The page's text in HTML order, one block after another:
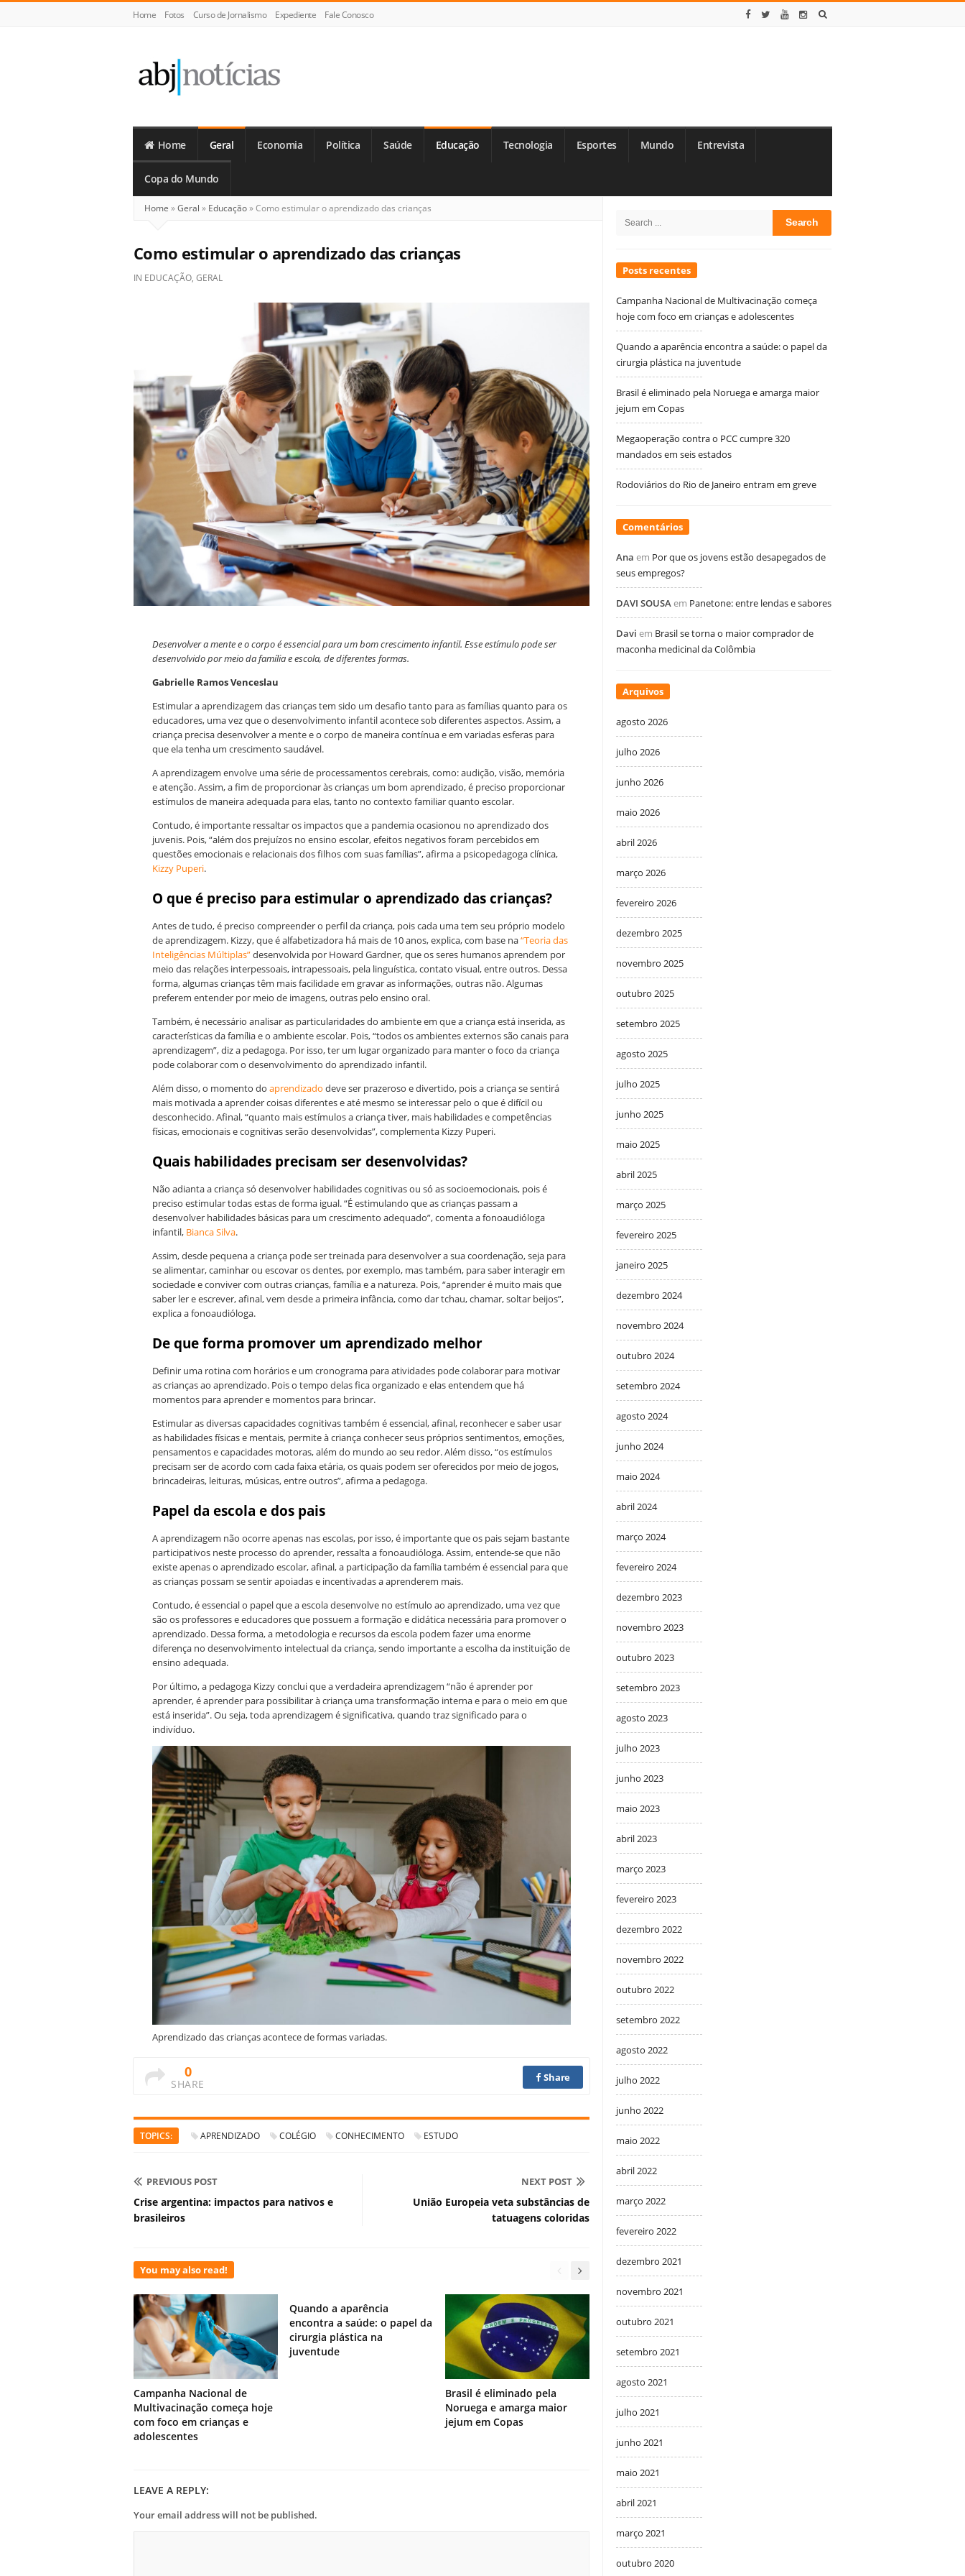
Home Fotos Curso de Jornalismo Expediente Fale Conosco
Notícias
Home Geral Economia Política Saúde Educação Tecnologia Esportes Mundo Entrevista
Copa do Mundo
Home »Geral » Educação»Como estimular o aprendizado das crianças
Como estimular o aprendizado das crianças
IN EDUCAÇÃO, GERAL
Desenvolver a mente e o corpo é essencial para um bom crescimento infantil. Esse estímulo pode ser
desenvolvido por meio da família e escola, de diferentes formas.
Gabrielle Ramos Venceslau
Estimular a aprendizagem das crianças tem sido um desafio tanto para as famílias quanto para os
educadores, uma vez que o desenvolvimento infantil acontece sob diferentes aspectos. Assim, a
criança precisa desenvolver a mente e o corpo de maneira contínua e em variadas esferas para
que ela tenha um crescimento saudável.
A aprendizagem envolve uma série de processamentos cerebrais, como: audição, visão, memória
e atenção. Assim, a fim de proporcionar às crianças um bom aprendizado, é preciso proporcionar
estímulos de maneira adequada para elas, tanto no contexto familiar quanto escolar.
Contudo, é importante ressaltar os impactos que a pandemia ocasionou no aprendizado dos
juvenis. Pois, “além dos prejuízos no ensino escolar, efeitos negativos foram percebidos em
questões emocionais e relacionais dos filhos com suas famílias”, afirma a psicopedagoga clínica,
Kizzy Puperi.
O que é preciso para estimular o aprendizado das crianças?
Antes de tudo, é preciso compreender o perfil da criança, pois cada uma tem seu próprio modelo
de aprendizagem. Kizzy, que é alfabetizadora há mais de 10 anos, explica, com base na“Teoria das
Inteligências Múltiplas”desenvolvida por Howard Gardner, que os seres humanos aprendem por
meio das relações interpessoais, intrapessoais, pela linguística, contato visual, entre outros. Dessa
forma, algumas crianças têm mais facilidade em gravar as informações, outras não. Algumas
preferem entender por meio de imagens, outras pelo ensino oral.
Também, é necessário analisar as particularidades do ambiente em que a criança está inserida, as
características da família e o ambiente escolar. Pois, “todos os ambientes externos são canais para
aprendizagem”, diz a pedagoga. Por isso, ter um lugar organizado para manter o foco da criança
pode colaborar com o desenvolvimento do aprendizado infantil.
Além disso, o momento do aprendizado deve ser prazeroso e divertido, pois a criança se sentirá
mais motivada a aprender coisas diferentes e até mesmo se interessar pelo o que é difícil ou
desconhecido. Afinal, “quanto mais estímulos a criança tiver, mais habilidades e competências
físicas, emocionais e cognitivas serão desenvolvidas”, complementa Kizzy Puperi.
Quais habilidades precisam ser desenvolvidas?
Não adianta a criança só desenvolver habilidades cognitivas ou só as socioemocionais, pois é
preciso estimular todas estas de forma igual. “É estimulando que as crianças passam a
desenvolver habilidades básicas para um crescimento adequado”, comenta a fonoaudióloga
infantil, Bianca Silva.
Assim, desde pequena a criança pode ser treinada para desenvolver a sua coordenação, seja para
se alimentar, caminhar ou escovar os dentes, por exemplo, mas também, para saber interagir em
sociedade e conviver com outras crianças, família e a natureza. Pois, “aprender é muito mais que
saber ler e escrever, afinal, vem desde a primeira infância, como dar tchau, chamar, soltar beijos”,
explica a fonoaudióloga.
De que forma promover um aprendizado melhor
Definir uma rotina com horários e um cronograma para atividades pode colaborar para motivar
as crianças ao aprendizado. Pois o tempo delas fica organizado e elas entendem que há
momentos para aprender e momentos para brincar.
Estimular as diversas capacidades cognitivas também é essencial, afinal, reconhecer e saber usar
as habilidades físicas e mentais, permite à criança conhecer seus próprios sentimentos, emoções,
pensamentos e capacidades motoras, além do mundo ao seu redor. Além disso, “os estímulos
precisam ser de acordo com cada faixa etária, os quais podem ser oferecidos por meio de jogos,
brincadeiras, leituras, músicas, entre outros”, afirma a pedagoga.
Papel da escola e dos pais
A aprendizagem não ocorre apenas nas escolas, por isso, é importante que os pais sejam bastante
participativos neste processo do aprender, ressalta a fonoaudióloga. Assim, entende-se que não
existe apenas o aprendizado escolar, afinal, a participação da família também é essencial para que
as crianças possam se sentir apoiadas e incentivadas a aprenderem mais.
Contudo, é essencial o papel que a escola desenvolve no estímulo ao aprendizado, uma vez que
são os professores e educadores que possuem a formação e didática necessária para promover o
aprendizado. Dessa forma, a metodologia e recursos da escola podem fazer uma enorme
diferença no desenvolvimento intelectual da criança, sendo importante a escolha da instituição de
ensino adequada.
Por último, a pedagoga Kizzy conclui que a verdadeira aprendizagem “não é aprender por
aprender, é aprender para possibilitar à criança uma transformação interna e para o meio em que
está inserida”. Ou seja, toda aprendizagem é significativa, quando traz significado para o
indivíduo.
Aprendizado das crianças acontece de formas variadas.
0
SHARE
Share
TOPICS: APRENDIZADO COLÉGIO CONHECIMENTO ESTUDO
PREVIOUS POST
Crise argentina: impactos para nativos e
brasileiros
NEXT POST
União Europeia veta substâncias de
tatuagens coloridas
You may also read!
Campanha Nacional de
Multivacinação começa hoje
com foco em crianças e
adolescentes
Quando a aparência
encontra a saúde: o papel da
cirurgia plástica na
juventude
Brasil é eliminado pela
Noruega e amarga maior
jejum em Copas
LEAVE A REPLY:
Your email address will not be published.
Sidebar
Search
Posts recentes
Campanha Nacional de Multivacinação começa
hoje com foco em crianças e adolescentes
Quando a aparência encontra a saúde: o papel da
cirurgia plástica na juventude
Brasil é eliminado pela Noruega e amarga maior
jejum em Copas
Megaoperação contra o PCC cumpre 320
mandados em seis estados
Rodoviários do Rio de Janeiro entram em greve
Comentários
Ana em Por que os jovens estão desapegados de
seus empregos?
DAVI SOUSAem Panetone: entre lendas e sabores
Davi em Brasil se torna o maior comprador de
maconha medicinal da Colômbia
Arquivos
agosto 2026
julho 2026
junho 2026
maio 2026
abril 2026
março 2026
fevereiro 2026
dezembro 2025
novembro 2025
outubro 2025
setembro 2025
agosto 2025
julho 2025
junho 2025
maio 2025
abril 2025
março 2025
fevereiro 2025
janeiro 2025
dezembro 2024
novembro 2024
outubro 2024
setembro 2024
agosto 2024
junho 2024
maio 2024
abril 2024
março 2024
fevereiro 2024
dezembro 2023
novembro 2023
outubro 2023
setembro 2023
agosto 2023
julho 2023
junho 2023
maio 2023
abril 2023
março 2023
fevereiro 2023
dezembro 2022
novembro 2022
outubro 2022
setembro 2022
agosto 2022
julho 2022
junho 2022
maio 2022
abril 2022
março 2022
fevereiro 2022
dezembro 2021
novembro 2021
outubro 2021
setembro 2021
agosto 2021
julho 2021
junho 2021
maio 2021
abril 2021
março 2021
outubro 2020